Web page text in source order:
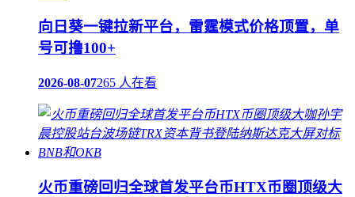
向日葵一键拉新平台，雷霆模式价格顶置，单
号可撸100+
2026-08-07265 人在看
火币重磅回归全球首发平台币HTX币圈顶级大